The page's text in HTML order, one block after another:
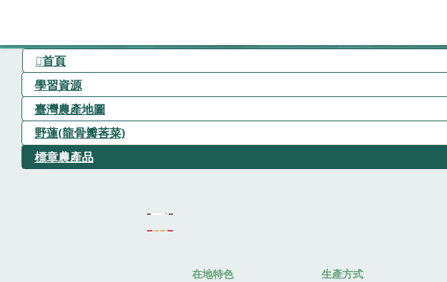
首頁
學習資源
臺灣農產地圖
野蓮(龍骨瓣莕菜)
標章農產品
在地特色
生產方式